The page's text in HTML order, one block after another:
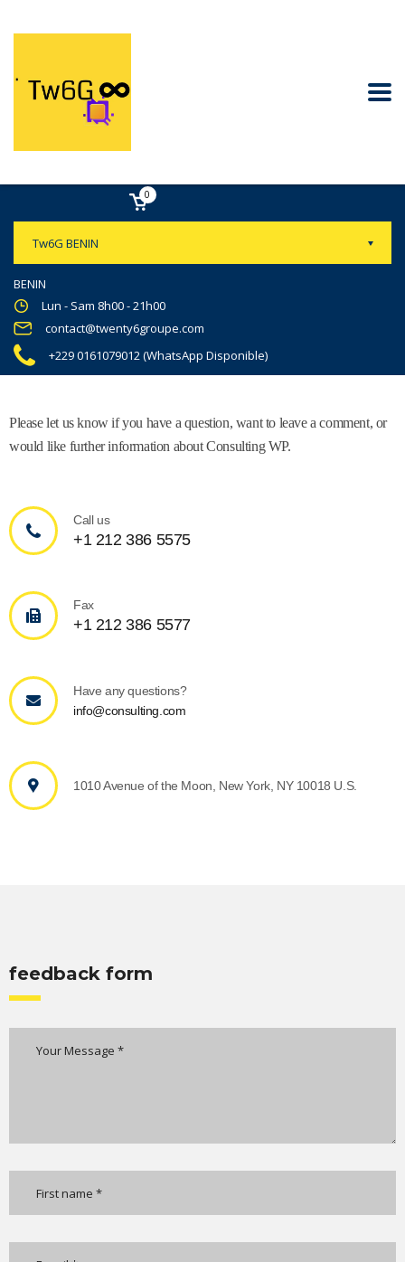
Tw6G BENIN
BENIN
Lun - Sam 8h00 - 21h00
contact@twenty6groupe.com
+229 0161079012 (WhatsApp Disponible)
0
Please let us know if you have a question, want to leave a comment, or
would like further information about Consulting WP.
Call us
+1 212 386 5575
Fax
+1 212 386 5577
Have any questions?
info@consulting.com
1010 Avenue of the Moon, New York, NY 10018 U.S.
feedback form